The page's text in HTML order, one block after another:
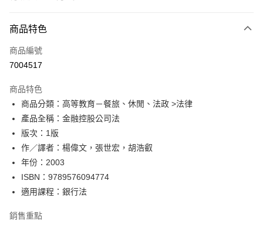
信用卡一次付款
超商取貨付款
Google Pay
ATM付款
運送方式
每筆NT$60
商品特色
商品編號
7004517
商品特色
商品分類：高等教育－餐旅、休閒、法政 >法律
產品全稱：金融控股公司法
版次：1版
作／譯者：楊偉文，張世宏，胡浩叡
年份：2003
ISBN：9789576094774
適用課程：銀行法
銷售重點